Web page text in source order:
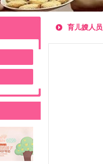
育儿嫂人员